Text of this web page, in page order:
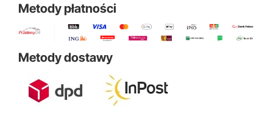
Metody płatności
Metody dostawy